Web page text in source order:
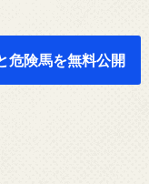
危険馬を無料公開